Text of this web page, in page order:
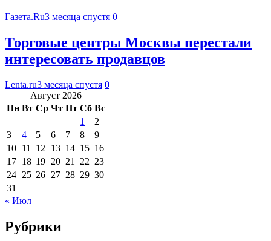
Газета.Ru3 месяца спустя 0
Торговые центры Москвы перестали
интересовать продавцов
Lenta.ru3 месяца спустя 0
Август 2026
Пн Вт Ср Чт Пт Сб Вс
1
2
3
4 5 6 7 8
9
10 11 12 13 14 15 16
17 18 19 20 21 22 23
24 25 26 27 28 29 30
31
« Июл
Рубрики